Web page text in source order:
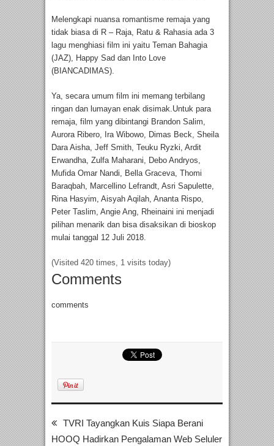
Melengkapi nuansa romantisme remaja yang
tidak biasa di R – Raja, Ratu & Rahasia ada 3
lagu menghiasi film ini yaitu Teman Bahagia
(JAZ), Happy Sad dan Into Love
(BIANCADIMAS).
Ya, secara umum film ini memang terbilang
ringan dan lumayan enak disimak.Untuk para
remaja, film yang dibintangi Brandon Salim,
Aurora Ribero, Ira Wibowo, Dimas Beck, Sheila
Dara Aisha, Jeff Smith, Teuku Ryzki, Ardit
Erwandha, Zulfa Maharani, Debo Andryos,
Mufida Omar Nandi, Bella Graceva, Thomi
Baraqbah, Marcellino Lefrandt, Asri Sapulette,
Rina Hasyim, Aisyah Aqilah, Ananta Rispo,
Peter Taslim, Angie Ang, Rheinaini ini menjadi
pilihan menarik dan bisa disaksikan di bioskop
mulai tanggal 12 Juli 2018.
(Visited 420 times, 1 visits today)
Comments
comments
TVRI Tayangkan Kuis Siapa Berani
HOOQ Hadirkan Pengalaman Web Seluler